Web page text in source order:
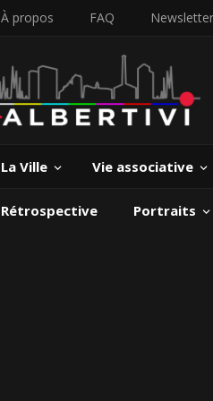
À propos FAQ Newsletter
La Ville Vie associative
Rétrospective Portraits